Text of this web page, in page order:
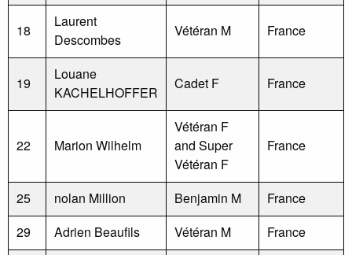
18
Laurent
Descombes
Vétéran M France
19
Louane
KACHELHOFFER
Cadet F France
22 Marion Wilhelm
Vétéran F
and Super
Vétéran F
France
25 nolan Million Benjamin M
France
29
Adrien Beaufils Vétéran M France